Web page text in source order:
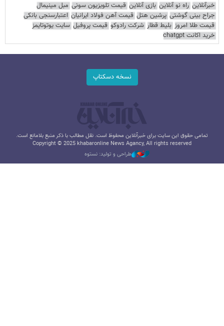
خبرآنلاین راه نو آنلاین بازی آنلاین قیمت تلویزیون سونی مبل مینیمال
جراح بینی گوشتی پرشین هتل قیمت آهن فولاد ایرانیان اعتبارسنجی بانکی
قیمت طلا امروز بلیط قطار شرکت رادوکو قیمت پروفیل سایت یوتوتایمز
خرید اکانت chatgpt
نسخه دسکتاپ
تمامی حقوق این سایت برای خبرآنلاین محفوظ است. نقل مطالب با ذکر منبع بلامانع است.
Copyright © 2025 khabaronline News Agancy, All rights reserved
طراحی و تولید: نستوه